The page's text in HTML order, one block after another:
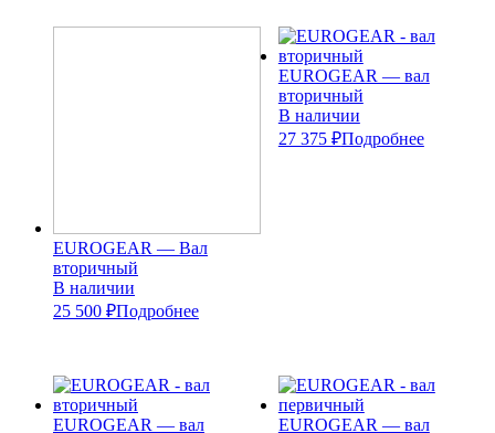
EUROGEAR — Вал
вторичный
В наличии
25 500 ₽Подробнее
EUROGEAR — вал
вторичный
В наличии
27 375 ₽Подробнее
EUROGEAR — вал
EUROGEAR — вал